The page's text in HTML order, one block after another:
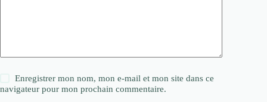
Enregistrer mon nom, mon e-mail et mon site dans ce
navigateur pour mon prochain commentaire.